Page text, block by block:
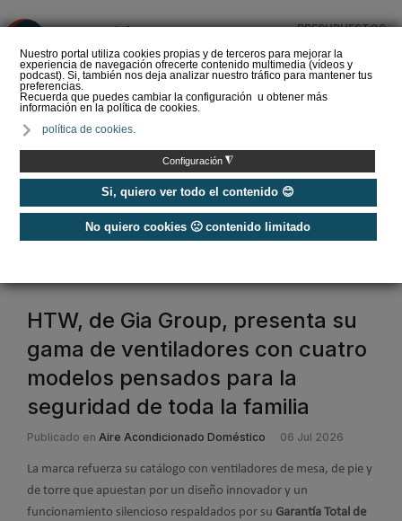
Nuestro portal utiliza cookies propias y de terceros para mejorar la
experiencia de navegación ofrecerte contenido multimedia (vídeos y
podcast). Si, también nos deja analizar nuestro tráfico para mantener tus
preferencias.
Recuerda que puedes cambiar la configuración u obtener más
información en la política de cookies.
política de cookies.
Configuración ◮
Si, quiero ver todo el contenido 😊
No quiero cookies 🙁 contenido limitado
PRESUPUESTOS
sistema Skywater® y
Sopranature® en su n…
Ventiladores
HTW, de Gia Group, presenta su
gama de ventiladores con cuatro
modelos pensados para la
seguridad de toda la familia
Publicado en Aire Acondicionado Doméstico 06 Jul 2026
La marca refuerza su catálogo con ventiladores de mesa, de pie y
de torre que apuestan por un diseño innovador y un
funcionamiento silencioso respaldados por su Garantía Total de